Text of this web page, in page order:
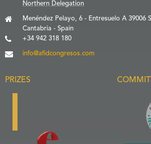
Northern Delegation
Menéndez Pelayo, 6 - Entresuelo A 39006
Cantabria - Spain
+34 942 318 180
info@afidcongresos.com
PRIZES